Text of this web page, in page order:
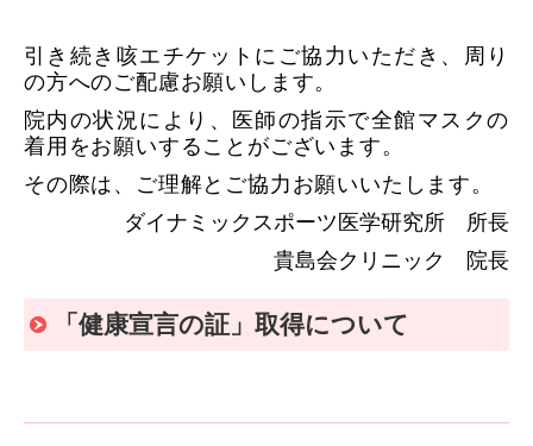
引き続き咳エチケットにご協力いただき、周り
の方へのご配慮お願いします。
院内の状況により、医師の指示で全館マスクの
着用をお願いすることがございます。
その際は、ご理解とご協力お願いいたします。
ダイナミックスポーツ医学研究所 所長
貴島会クリニック 院長
「健康宣言の証」取得について